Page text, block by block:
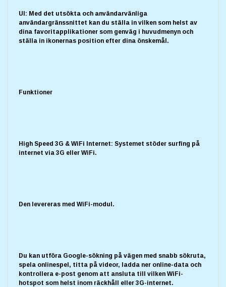
UI: Med det utsökta och användarvänliga
användargränssnittet kan du ställa in vilken som helst av
dina favoritapplikationer som genväg i huvudmenyn och
ställa in ikonernas position efter dina önskemål.
Funktioner
High Speed 3G & WiFi Internet: Systemet stöder surfing på
internet via 3G eller WiFi.
Den levereras med WiFi-modul.
Du kan utföra Google-sökning på vägen med snabb sökruta,
spela onlinespel, titta på videor, ladda ner online-data och
kontrollera e-post genom att ansluta till vilken WiFi-
hotspot som helst inom räckhåll eller 3G-internet.